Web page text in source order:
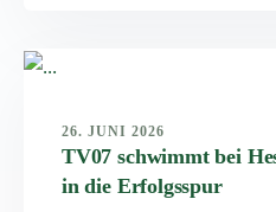
26. JUNI 2026
TV07 schwimmt bei
in die Erfolgsspur